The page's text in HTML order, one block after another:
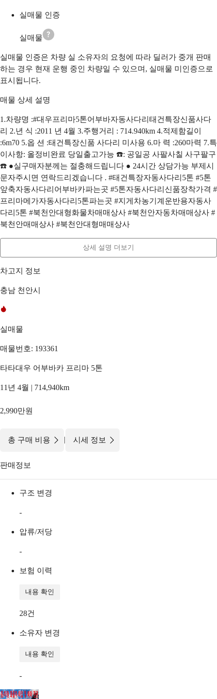
실매물 인증
실매물
실매물 인증은 차량 실 소유자의 요청에 따라 딜러가 중개 판매
하는 경우 현재 운행 중인 차량일 수 있으며, 실매물 미인증으로
표시됩니다.
매물 상세 설명
1.차량명 :#대우프리마5톤어부바자동사다리태건특장신품사다
리 2.년 식 :2011 년 4월 3.주행거리 : 714.940km 4.적제함길이
:6m70 5.옵 션 :태건특장신품 사다리 미사용 6.마 력 :260마력 7.특
이사항: 올정비완료 당일출고가능 ☎️: 공일공 사팔사칠 사구팔구
☎️ ●실구매자분께는 절충해드립니다 ● 24시간 상담가능 부제시
문자주시면 연락드리겠습니다 . #태건특장자동사다리5톤 #5톤
앞축자동사다리어부바카파는곳 #5톤자동사다리신품장착가격 #
프리마메가자동사다리5톤파는곳 #지게차농기계운반용자동사
다리5톤 #북천안대형화물차매매상사 #북천안자동차매매상사 #
북천안매매상사 #북천안대형매매상사
상세 설명 더보기
차고지 정보
충남 천안시
실매물
매물번호: 193361
타타대우 어부바카 프리마 5톤
11년 4월 | 714,940km
2,990만원
총 구매 비용 | 시세 정보
판매정보
구조 변경
-
압류/저당
-
보험 이력
내용 확인
28건
소유자 변경
내용 확인
-